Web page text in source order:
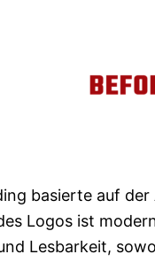
basierte auf
Logos ist
Lesbarkeit,